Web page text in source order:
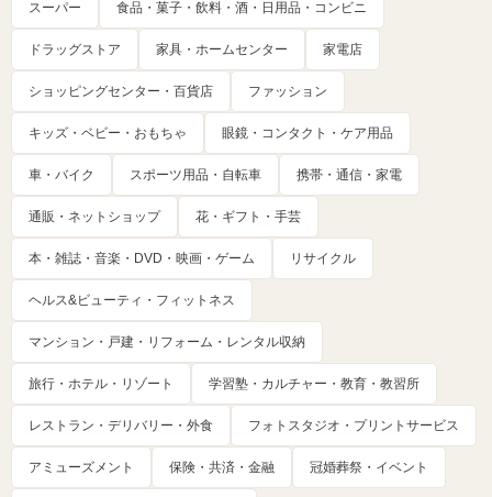
スーパー 食品・菓子・飲料・酒・日用品・コンビニ
ドラッグストア 家具・ホームセンター 家電店
ショッピングセンター・百貨店 ファッション
キッズ・ベビー・おもちゃ 眼鏡・コンタクト・ケア用品
車・バイク スポーツ用品・自転車 携帯・通信・家電
通販・ネットショップ 花・ギフト・手芸
本・雑誌・音楽・DVD・映画・ゲーム リサイクル
ヘルス&ビューティ・フィットネス
マンション・戸建・リフォーム・レンタル収納
旅行・ホテル・リゾート 学習塾・カルチャー・教育・教習所
レストラン・デリバリー・外食 フォトスタジオ・プリントサービス
アミューズメント 保険・共済・金融 冠婚葬祭・イベント